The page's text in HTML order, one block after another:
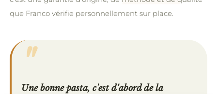
que Franco vérifie personnellement sur place.
"
Une bonne pasta, c'est d'abord de la